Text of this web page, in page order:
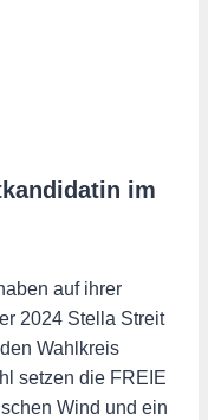
im
auf ihrer
2024 Stella Streit
Wahlkreis
setzen die FREIE
Wind und ein